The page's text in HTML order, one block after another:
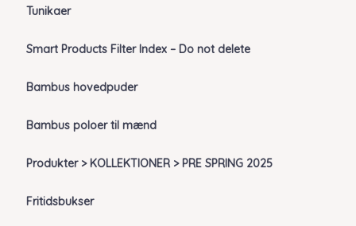
Tunikaer
Smart Products Filter Index – Do not delete
Bambus hovedpuder
Bambus poloer til mænd
Produkter > KOLLEKTIONER > PRE SPRING 2025
Fritidsbukser